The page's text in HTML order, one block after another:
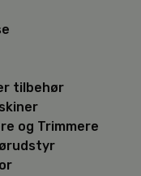
tilbehør
og Trimmere